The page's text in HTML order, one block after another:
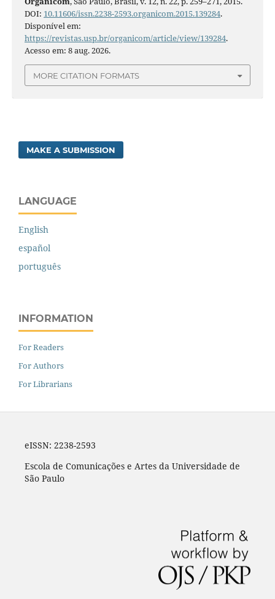
DOI: 10.11606/issn.2238-2593.organicom.2015.139284.
Disponível em:
https://revistas.usp.br/organicom/article/view/139284.
Acesso em: 8 aug. 2026.
MORE CITATION FORMATS
MAKE A SUBMISSION
LANGUAGE
English
español
português
INFORMATION
For Readers
For Authors
For Librarians
eISSN: 2238-2593
Escola de Comunicações e Artes da Universidade de
São Paulo